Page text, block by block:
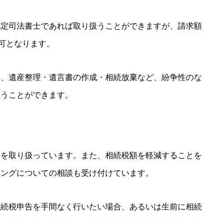
司法書士であれば取り扱うことができますが、請求額
となります。
遺産整理・遺言書の作成・相続放棄など、紛争性のな
ことができます。
取り扱っています。また、相続税額を軽減することを
グについての相談も受け付けています。
税申告を手間なく行いたい場合、あるいは生前に相続